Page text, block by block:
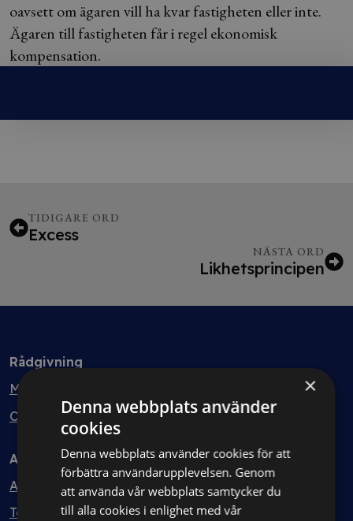
oavsett om ägaren vill ha kvar fastigheten eller inte.
Ägaren till fastigheten får i regel ekonomisk
kompensation.
TIDIGARE ORD
Excess
NÄSTA ORD
Likhetsprincipen
Rådgivning
Min bolagsjurist
Ombud
Avtal
Avtalshantering
Testa kostnadsfritt
×
Denna webbplats använder
cookies
Denna webbplats använder cookies för att
förbättra användarupplevelsen. Genom
att använda vår webbplats samtycker du
till alla cookies i enlighet med vår